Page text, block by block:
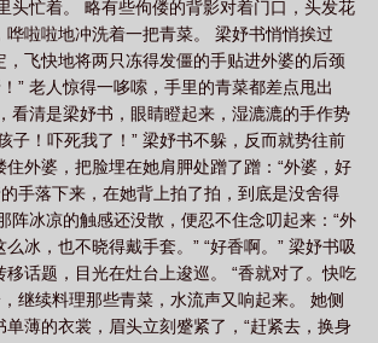
生也会早恋吗by周一 好学生也会早恋吗by 好学生和
好学生谈恋爱好吗 好学生也会早恋吗by笔趣阁 好学
好学生能和差学生做朋友吗 好学生也会早恋吗周周周
好学生会被坏学生影响吗 好学生也会早恋吗? 好学
好学生也早恋吗TXT 好学生也会早恋吗周谨 好学生
好学生也会早恋吗 同款 好学生谈恋爱怎么办
头忙着。 略有些佝偻的背影对着门口，头发花
哗啦啦地冲洗着一把青菜。 梁妤书悄悄挨过
，飞快地将两只冻得发僵的手贴进外婆的后颈
” 老人惊得一哆嗦，手里的青菜都差点甩出
看清是梁妤书，眼睛瞪起来，湿漉漉的手作势
子！吓死我了！” 梁妤书不躲，反而就势往前
外婆，把脸埋在她肩胛处蹭了蹭：“外婆，好
手落下来，在她背上拍了拍，到底是没舍得
阵冰凉的触感还没散，便忍不住念叨起来：“外
冰，也不晓得戴手套。” “好香啊。” 梁妤书吸
移话题，目光在灶台上逡巡。 “香就对了。快吃
继续料理那些青菜，水流声又响起来。 她侧
薄的衣裳，眉头立刻蹙紧了，“赶紧去，换身